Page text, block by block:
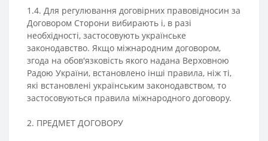
1.4. Для регулювання договірних правовідносин за
Договором Сторони вибирають і, в разі
необхідності, застосовують українське
законодавство. Якщо міжнародним договором,
згода на обов'язковість якого надана Верховною
Радою України, встановлено інші правила, ніж ті,
які встановлені українським законодавством, то
застосовуються правила міжнародного договору.
2. ПРЕДМЕТ ДОГОВОРУ